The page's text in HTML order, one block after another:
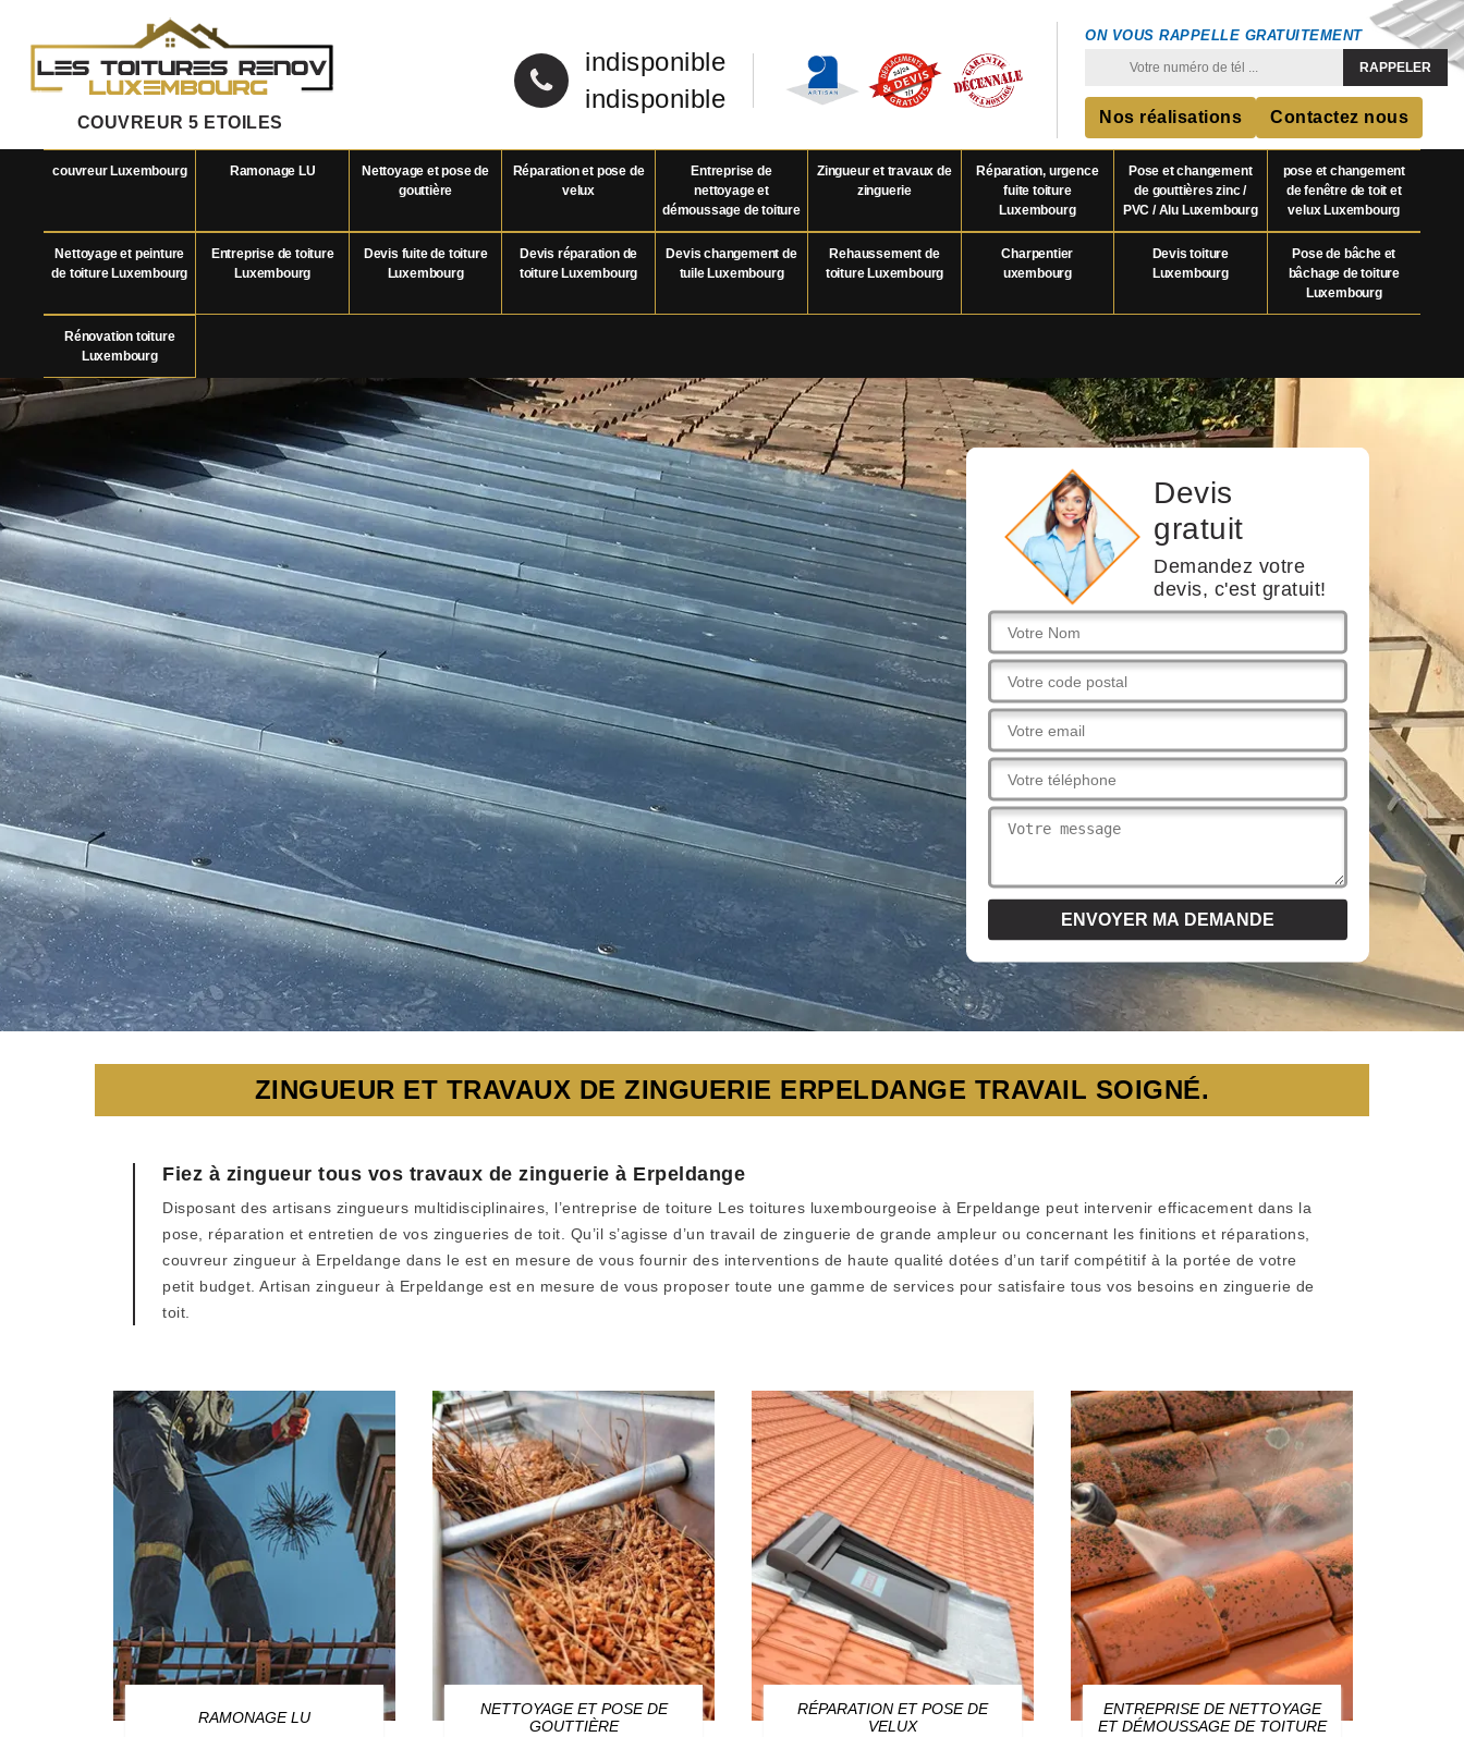
COUVREUR 5 ETOILES
indisponible
indisponible
ON VOUS RAPPELLE GRATUITEMENT
Nos réalisations Contactez nous
couvreur Luxembourg Ramonage LU
Nettoyage et pose de
gouttière
Réparation et pose de
velux
Entreprise de
nettoyage et
démoussage de toiture
Zingueur et travaux de
zinguerie
Réparation, urgence
fuite toiture
Luxembourg
Pose et changement
de gouttières zinc /
PVC / Alu Luxembourg
pose et changement
de fenêtre de toit et
velux Luxembourg
Nettoyage et peinture
de toiture Luxembourg
Entreprise de toiture
Luxembourg
Devis fuite de toiture
Luxembourg
Devis réparation de
toiture Luxembourg
Devis changement de
tuile Luxembourg
Rehaussement de
toiture Luxembourg
Charpentier
uxembourg
Devis toiture
Luxembourg
Pose de bâche et
bâchage de toiture
Luxembourg
Rénovation toiture
Luxembourg
Devis
gratuit
Demandez votre
devis, c'est gratuit!
ZINGUEUR ET TRAVAUX DE ZINGUERIE ERPELDANGE TRAVAIL SOIGNÉ.
Fiez à zingueur tous vos travaux de zinguerie à Erpeldange
Disposant des artisans zingueurs multidisciplinaires, l’entreprise de toiture Les toitures luxembourgeoise à Erpeldange peut intervenir efficacement dans la
pose, réparation et entretien de vos zingueries de toit. Qu’il s’agisse d’un travail de zinguerie de grande ampleur ou concernant les finitions et réparations,
couvreur zingueur à Erpeldange dans le est en mesure de vous fournir des interventions de haute qualité dotées d’un tarif compétitif à la portée de votre
petit budget. Artisan zingueur à Erpeldange est en mesure de vous proposer toute une gamme de services pour satisfaire tous vos besoins en zinguerie de
toit.
RAMONAGE LU
NETTOYAGE ET POSE DE
GOUTTIÈRE
RÉPARATION ET POSE DE
VELUX
ENTREPRISE DE NETTOYAGE
ET DÉMOUSSAGE DE TOITURE